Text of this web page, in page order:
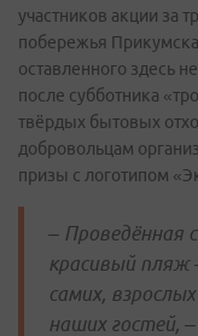
участников акции за
побережья
оставленного здесь
после субботника
твёрдых бытовых
добровольцам
призы с логотипом
– Проведённая
красивый пляж
самих,
наших гостей,